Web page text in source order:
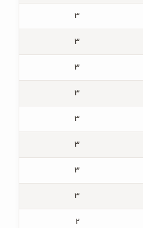
۳
۳
۳
۳
۳
۳
۳
۳
۲